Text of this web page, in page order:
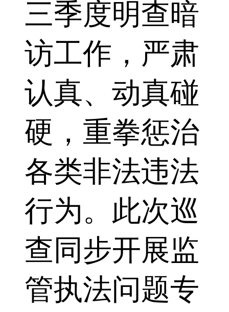
三季度明查暗
访工作，严肃
认真、动真碰
硬，重拳惩治
各类非法违法
行为。此次巡
查同步开展监
管执法问题专